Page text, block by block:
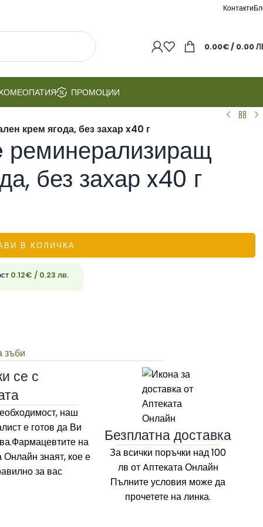
Контакти
0.00€/ 0.00
ПРОМОЦИИ
крем ягода, без захар x40 г
без захар x40 г
В КОЛИЧКА
0.12€ / 0.23 лв.
зъби
се с
наш
е готов да Ви
на
Онлайн знаят, кое е
за вас
Безплатна доставка
За всички поръчки над 100
лв от Aптеката Онлайн
Пълните условия може да
прочетете на линка.